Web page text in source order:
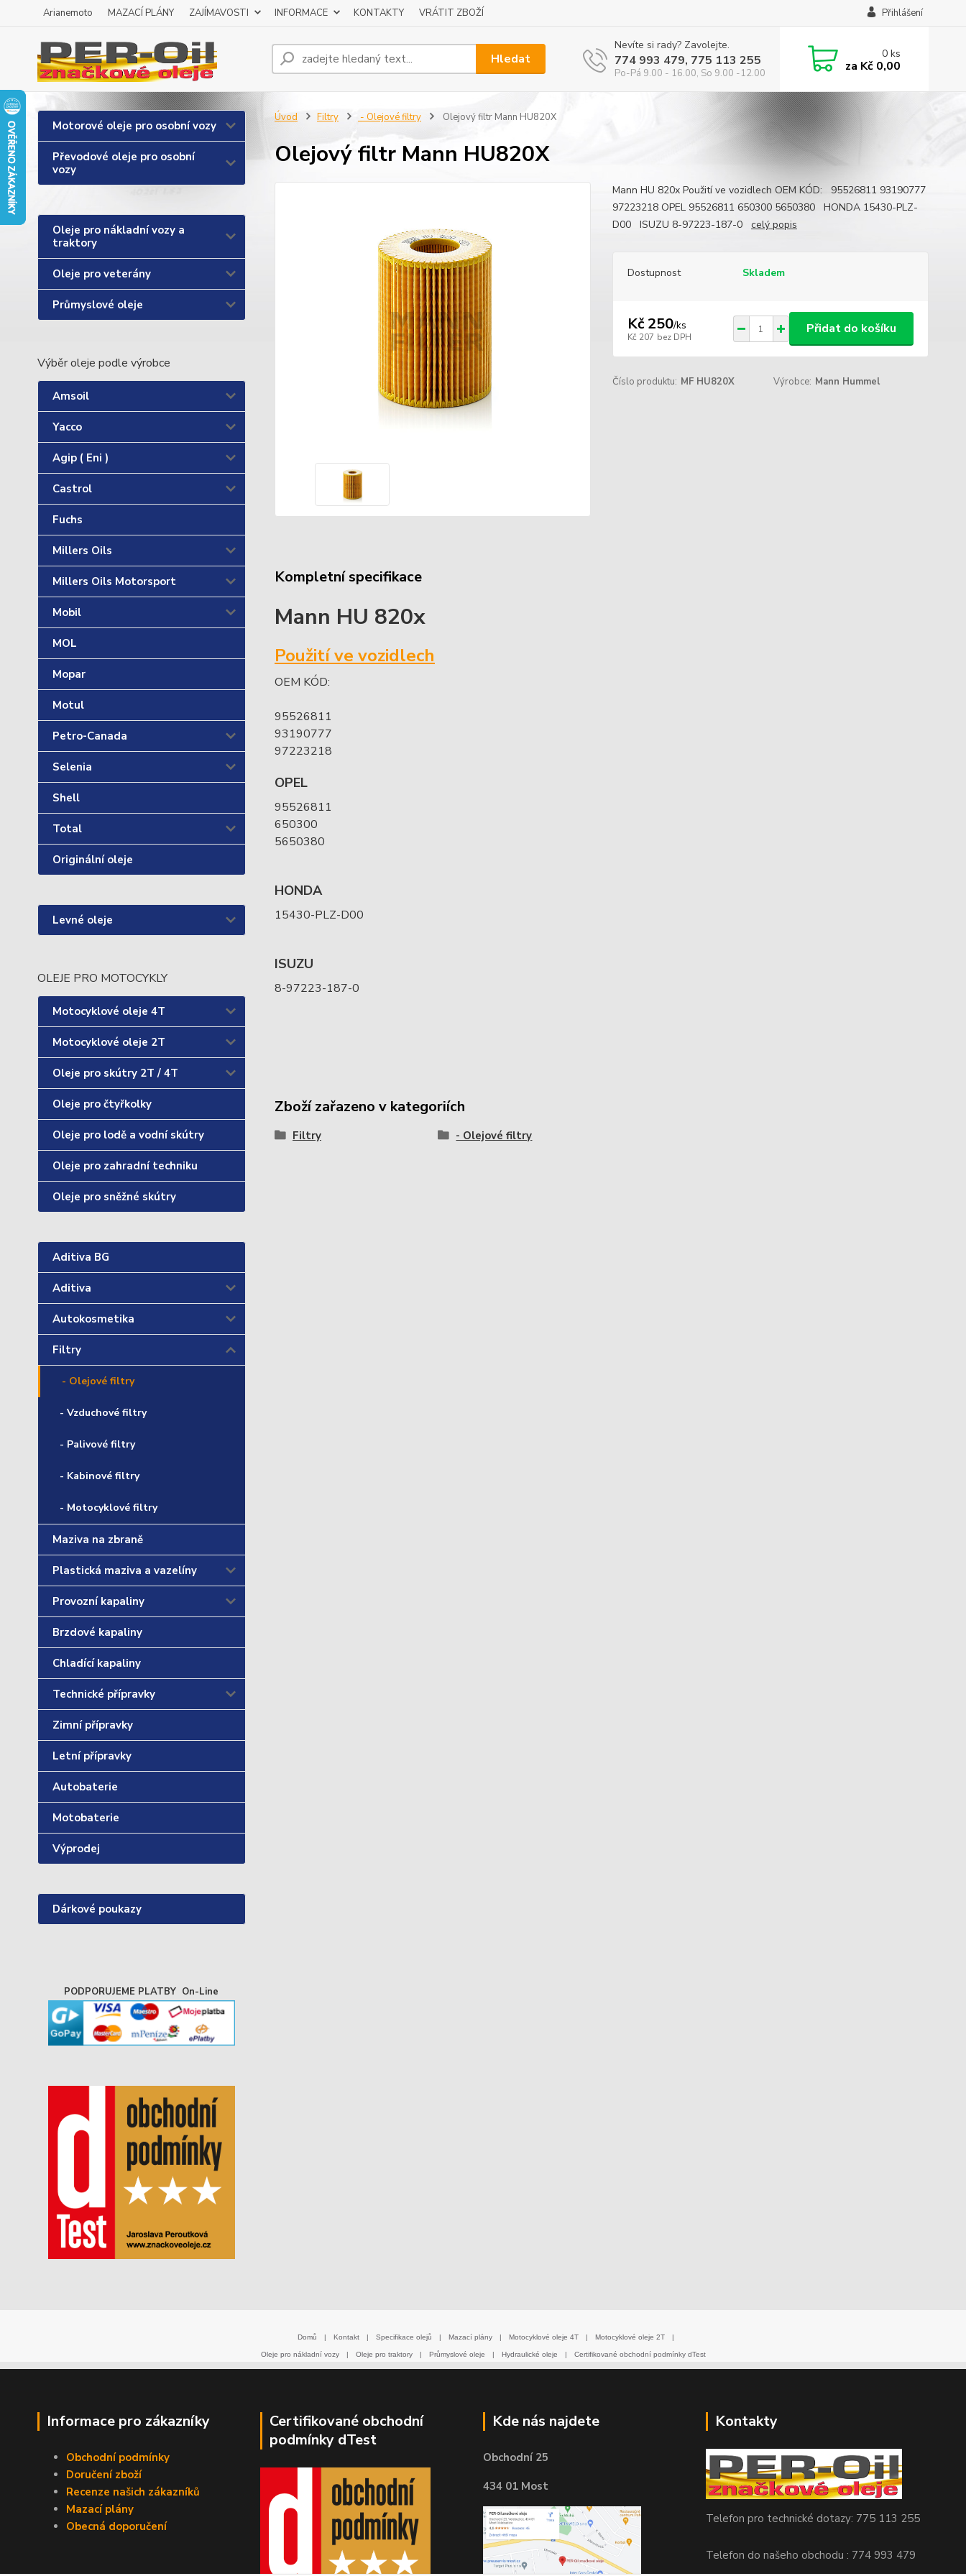
Arianemoto MAZACÍ PLÁNY ZAJÍMAVOSTI INFORMACE KONTAKTY VRÁTIT ZBOŽÍ Přihlášení
Hledat
Nevíte si rady? Zavolejte.
774 993 479, 775 113 255
Po-Pá 9.00 - 16.00, So 9.00 -12.00
0ks
za Kč 0,00
Motorové oleje pro osobní vozy
Převodové oleje pro osobní
vozy
Oleje pro nákladní vozy a
traktory
Oleje pro veterány
Průmyslové oleje
Výběr oleje podle výrobce
Amsoil
Yacco
Agip ( Eni )
Castrol
Fuchs
Millers Oils
Millers Oils Motorsport
Mobil
MOL
Mopar
Motul
Petro-Canada
Selenia
Shell
Total
Originální oleje
Levné oleje
OLEJE PRO MOTOCYKLY
Motocyklové oleje 4T
Motocyklové oleje 2T
Oleje pro skútry 2T / 4T
Oleje pro čtyřkolky
Oleje pro lodě a vodní skútry
Oleje pro zahradní techniku
Oleje pro sněžné skútry
Aditiva BG
Aditiva
Autokosmetika
Filtry
- Olejové filtry
- Vzduchové filtry
- Palivové filtry
- Kabinové filtry
- Motocyklové filtry
Maziva na zbraně
Plastická maziva a vazelíny
Provozní kapaliny
Brzdové kapaliny
Chladící kapaliny
Technické přípravky
Zimní přípravky
Letní přípravky
Autobaterie
Motobaterie
Výprodej
Dárkové poukazy
PODPORUJEME PLATBY On-Line
Úvod Filtry - Olejové filtry Olejový filtr Mann HU820X
Olejový filtr Mann HU820X
Mann HU 820x Použití ve vozidlech OEM KÓD: 95526811 93190777
97223218 OPEL 95526811 650300 5650380 HONDA 15430-PLZ-
D00 ISUZU 8-97223-187-0 celý popis
Dostupnost Skladem
Kč 250/ks
Kč 207 bez DPH
Přidat do košíku
Číslo produktu: MF HU820X Výrobce: Mann Hummel
Kompletní specifikace
Mann HU 820x
Použití ve vozidlech
OEM KÓD:
95526811
93190777
97223218
OPEL
95526811
650300
5650380
HONDA
15430-PLZ-D00
ISUZU
8-97223-187-0
Zboží zařazeno v kategoriích
Filtry - Olejové filtry
Domů | Kontakt | Specifikace olejů | Mazací plány | Motocyklové oleje 4T | Motocyklové oleje 2T |
Oleje pro nákladní vozy | Oleje pro traktory | Průmyslové oleje | Hydraulické oleje | Certifikované obchodní podmínky dTest
Informace pro zákazníky
Obchodní podmínky
Doručení zboží
Recenze našich zákazníků
Mazací plány
Obecná doporučení
Certifikované obchodní
podmínky dTest
Kde nás najdete
Obchodní 25
434 01 Most
Kontakty
Telefon pro technické dotazy: 775 113 255
Telefon do našeho obchodu : 774 993 479